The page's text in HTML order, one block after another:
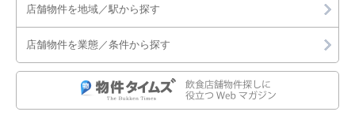
店舗物件を地域／駅から探す
店舗物件を業態／条件から探す